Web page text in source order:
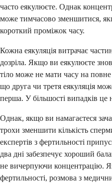
часто еякулюєте. Однак
може тимчасово зменшитися,
короткий проміжок часу.
Кожна еякуляція витрачає
дозріла. Якщо ви еякулюєте
тіло може не мати часу на
що друга чи третя еякуляція
перша. У більшості випадків це
Однак, якщо ви намагаєтеся
трохи зменшити кількість
експертів з фертильності
два дні забезпечує хороший
не вичерпуючи концентрацію.
фертильності, розмова з